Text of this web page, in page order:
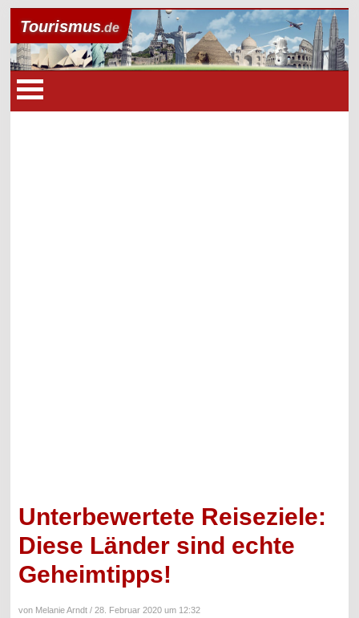
Tourismus.de
Unterbewertete Reiseziele:
Diese Länder sind echte
Geheimtipps!
von Melanie Arndt /28. Februar 2020 um 12:32